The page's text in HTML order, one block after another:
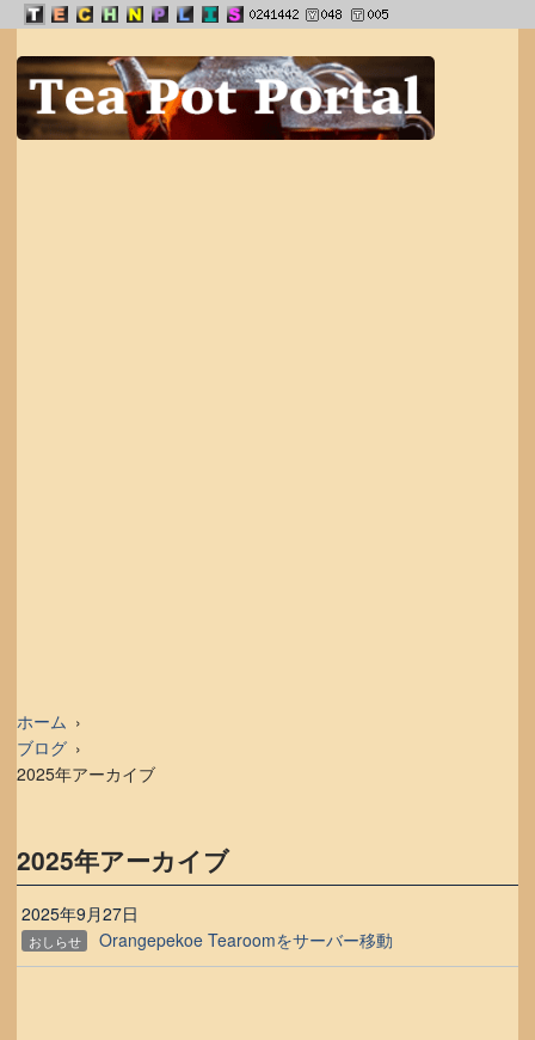
ホーム
ブログ
2025年アーカイブ
2025年アーカイブ
2025年9月27日
おしらせ Orangepekoe Tearoomをサーバー移動